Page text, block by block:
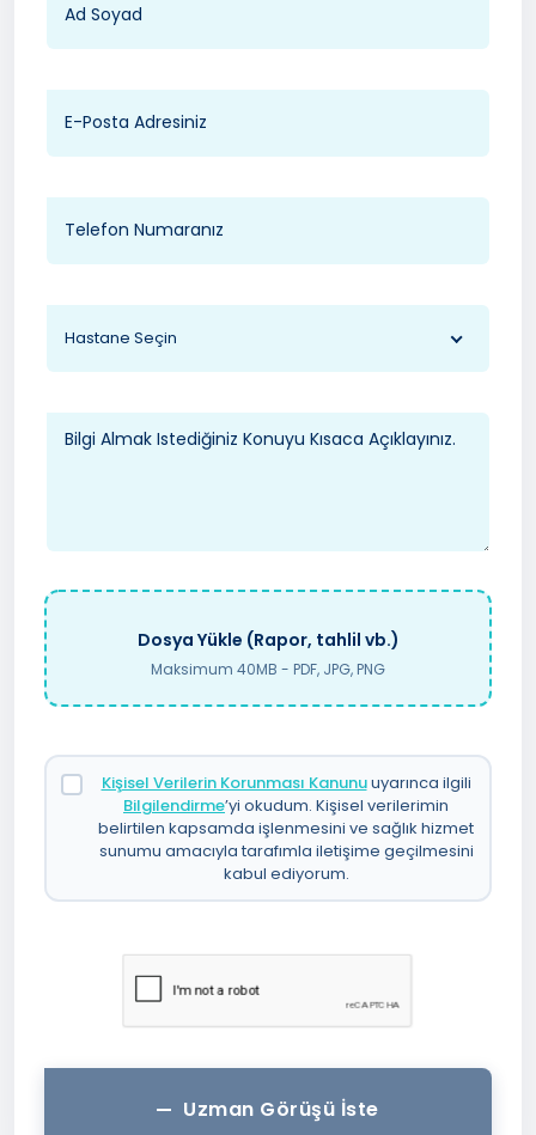
Hastane Seçin
Dosya Yükle (Rapor, tahlil vb.)
Maksimum 40MB - PDF, JPG, PNG
Kişisel Verilerin Korunması Kanunuuyarınca ilgili
Bilgilendirme’yi okudum. Kişisel verilerimin
belirtilen kapsamda işlenmesini ve sağlık hizmet
sunumu amacıyla tarafımla iletişime geçilmesini
kabul ediyorum.
Uzman Görüşü İste